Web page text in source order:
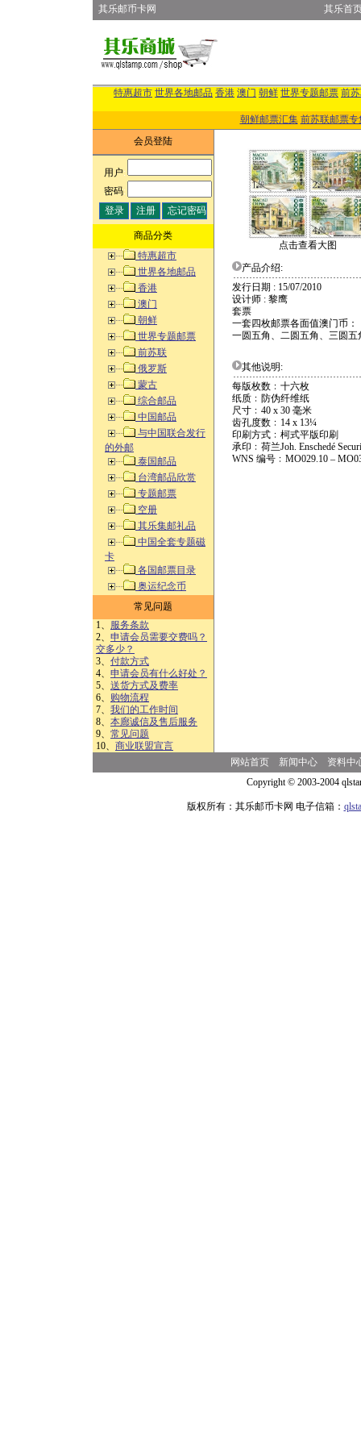
其乐邮币卡网 其乐首
特惠超市 世界各地邮品 香港 澳门 朝鲜 世界专题邮票 前
朝鲜邮票汇集 前苏联邮票专
会员登陆
用户:
密码:
商品分类
特惠超市
世界各地邮品
香港
澳门
朝鲜
世界专题邮票
前苏联
俄罗斯
蒙古
综合邮品
中国邮品
与中国联合发行
的外邮
泰国邮品
台湾邮品欣赏
专题邮票
空册
其乐集邮礼品
中国全套专题磁
卡
各国邮票目录
奥运纪念币
常见问题
1、 服务条款
2、 申请会员需要交费吗？
交多少？
3、 付款方式
4、 申请会员有什么好处？
5、 送货方式及费率
6、 购物流程
7、 我们的工作时间
8、 本廊诚信及售后服务
9、 常见问题
10、 商业联盟宣言
点击查看大图
产品介绍:
发行日期 : 15/07/2010
设计师 : 黎鹰
套票
一套四枚邮票各面值澳门币：
一圆五角、二圆五角、三圆五
其他说明:
每版枚数﹕十六枚
纸质﹕防伪纤维纸
尺寸﹕40 x 30 毫米
齿孔度数﹕14 x 13¼
印刷方式﹕柯式平版印刷
承印﹕荷兰Joh. Enschedé
WNS 编号﹕MO029.10 –
网站首页 新闻中心
资料中
Copyright © 2003-2004
版权所有：其乐邮币卡网 电子信箱：